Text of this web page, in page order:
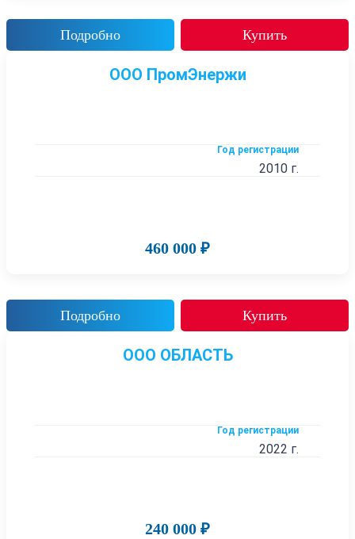
Подробно Купить
ООО ПромЭнержи
Год регистрации
2010 г.
460 000 ₽
Подробно Купить
ООО ОБЛАСТЬ
Год регистрации
2022 г.
240 000 ₽